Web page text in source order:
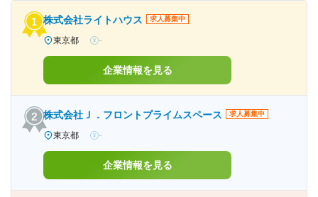
株式会社ライトハウス 求人募集中
東京都 -
企業情報を見る
株式会社Ｊ．フロントプライムスペース 求人募集中
東京都 -
企業情報を見る